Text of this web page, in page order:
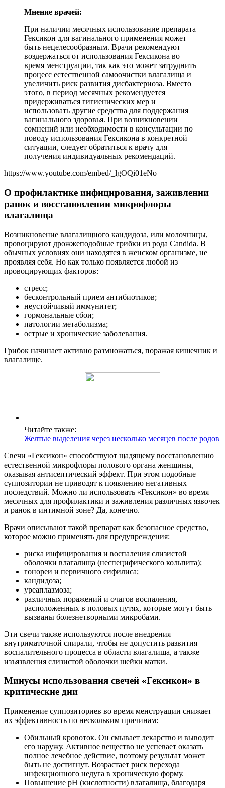
Мнение врачей:
При наличии месячных использование препарата
Гексикон для вагинального применения может
быть нецелесообразным. Врачи рекомендуют
воздержаться от использования Гексикона во
время менструации, так как это может затруднить
процесс естественной самоочистки влагалища и
увеличить риск развития дисбактериоза. Вместо
этого, в период месячных рекомендуется
придерживаться гигиенических мер и
использовать другие средства для поддержания
вагинального здоровья. При возникновении
сомнений или необходимости в консультации по
поводу использования Гексикона в конкретной
ситуации, следует обратиться к врачу для
получения индивидуальных рекомендаций.
https://www.youtube.com/embed/_lgOQi01eNo
О профилактике инфицирования, заживлении
ранок и восстановлении микрофлоры
влагалища
Возникновение влагалищного кандидоза, или молочницы,
провоцируют дрожжеподобные грибки из рода Candida. В
обычных условиях они находятся в женском организме, не
проявляя себя. Но как только появляется любой из
провоцирующих факторов:
стресс;
бесконтрольный прием антибиотиков;
неустойчивый иммунитет;
гормональные сбои;
патологии метаболизма;
острые и хронические заболевания.
Грибок начинает активно размножаться, поражая кишечник и
влагалище.
Читайте также:
Желтые выделения через несколько месяцев после родов
Свечи «Гексикон» способствуют щадящему восстановлению
естественной микрофлоры полового органа женщины,
оказывая антисептический эффект. При этом подобные
суппозитории не приводят к появлению негативных
последствий. Можно ли использовать «Гексикон» во время
месячных для профилактики и заживления различных язвочек
и ранок в интимной зоне? Да, конечно.
Врачи описывают такой препарат как безопасное средство,
которое можно применять для предупреждения:
риска инфицирования и воспаления слизистой
оболочки влагалища (неспецифического кольпита);
гонореи и первичного сифилиса;
кандидоза;
уреаплазмоза;
различных поражений и очагов воспаления,
расположенных в половых путях, которые могут быть
вызваны болезнетворными микробами.
Эти свечи также используются после внедрения
внутриматочной спирали, чтобы не допустить развития
воспалительного процесса в области влагалища, а также
изъязвления слизистой оболочки шейки матки.
Минусы использования свечей «Гексикон» в
критические дни
Применение суппозиториев во время менструации снижает
их эффективность по нескольким причинам:
Обильный кровоток. Он смывает лекарство и выводит
его наружу. Активное вещество не успевает оказать
полное лечебное действие, поэтому результат может
быть не достигнут. Возрастает риск перехода
инфекционного недуга в хроническую форму.
Повышение pH (кислотности) влагалища, благодаря